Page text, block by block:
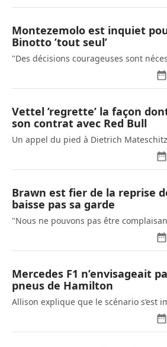
Montezemolo est inquiet
Binotto ’tout seul’
"Des décisions courageuses sont
Vettel ’regrette’ la façon
son contrat avec Red Bull
Un appel du pied à Dietrich
Brawn est fier de la reprise
baisse pas sa garde
"Nous ne pouvons pas être
Mercedes F1 n’envisageait
pneus de Hamilton
Allison explique que le scénario s’est